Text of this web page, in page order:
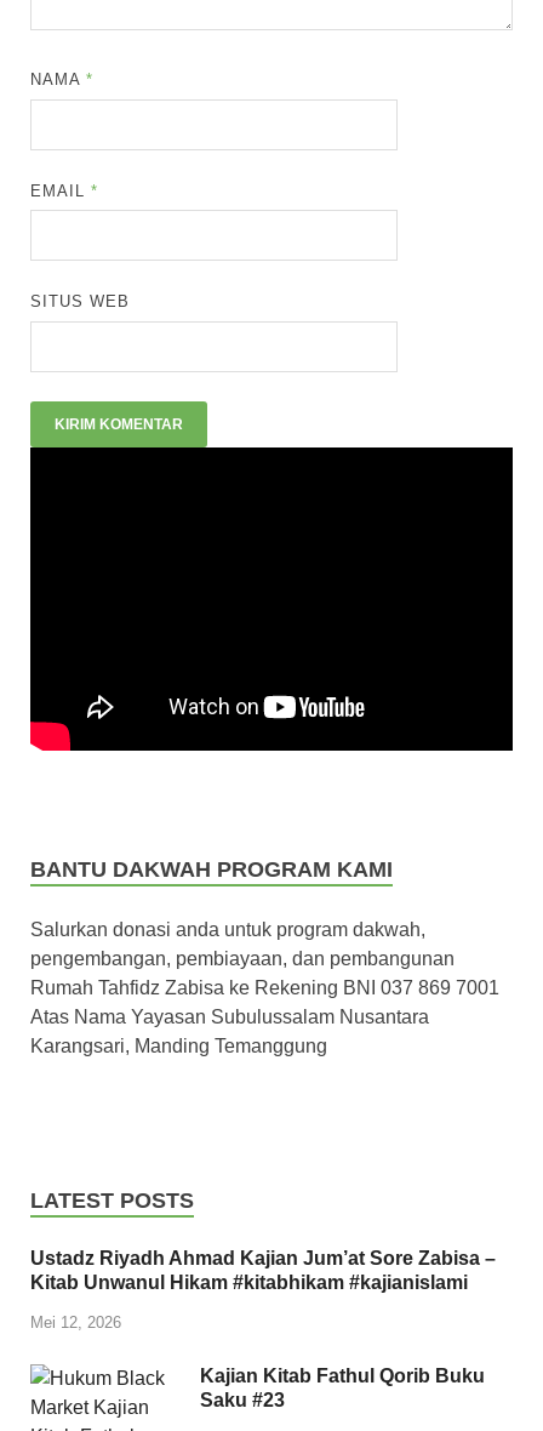
NAMA*
EMAIL*
SITUS WEB
BANTU DAKWAH PROGRAM KAMI
Salurkan donasi anda untuk program dakwah,
pengembangan, pembiayaan, dan pembangunan
Rumah Tahfidz Zabisa ke Rekening BNI 037 869 7001
Atas Nama Yayasan Subulussalam Nusantara
Karangsari, Manding Temanggung
LATEST POSTS
Ustadz Riyadh Ahmad Kajian Jum’at Sore Zabisa –
Kitab Unwanul Hikam #kitabhikam #kajianislami
Mei 12, 2026
Kajian Kitab Fathul Qorib Buku
Saku #23